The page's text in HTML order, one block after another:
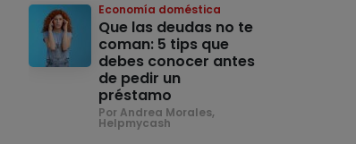
Economía doméstica
Que las deudas no te
coman: 5 tips que
debes conocer antes
de pedir un
préstamo
Por Andrea Morales,
Helpmycash